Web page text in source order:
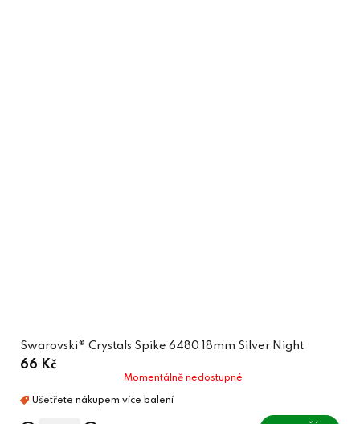
Swarovski® Crystals Spike 6480 18mm Silver Night
66 Kč
Momentálně nedostupné